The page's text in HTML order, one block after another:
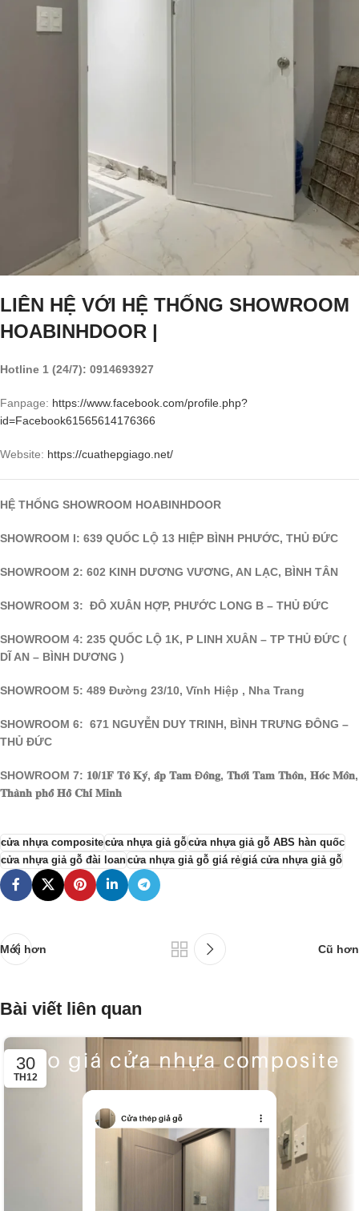
LIÊN HỆ VỚI HỆ THỐNG SHOWROOM
HOABINHDOOR |
Hotline 1 (24/7): 0914693927
Fanpage: https://www.facebook.com/profile.php?
id=Facebook61565614176366
Website: https://cuathepgiago.net/
HỆ THỐNG SHOWROOM HOABINHDOOR
SHOWROOM I: 639 QUỐC LỘ 13 HIỆP BÌNH PHƯỚC, THỦ ĐỨC
SHOWROOM 2: 602 KINH DƯƠNG VƯƠNG, AN LẠC, BÌNH TÂN
SHOWROOM 3: ĐÔ XUÂN HỢP, PHƯỚC LONG B – THỦ ĐỨC
SHOWROOM 4: 235 QUỐC LỘ 1K, P LINH XUÂN – TP THỦ ĐỨC (
DĨ AN – BÌNH DƯƠNG )
SHOWROOM 5: 489 Đường 23/10, Vĩnh Hiệp , Nha Trang
SHOWROOM 6: 671 NGUYỄN DUY TRINH, BÌNH TRƯNG ĐÔNG –
THỦ ĐỨC
SHOWROOM 7: 𝟏𝟎/𝟏𝐅 𝐓𝐨̂ 𝐊𝐲́, 𝐚̂́𝐩 𝐓𝐚𝐦 Đ𝐨̂𝐧𝐠, 𝐓𝐡𝐨̛́𝐢 𝐓𝐚𝐦 𝐓𝐡𝐨̂𝐧, 𝐇𝐨́𝐜 𝐌𝐨̂𝐧,
𝐓𝐡𝐚̀𝐧𝐡 𝐩𝐡𝐨̂́ 𝐇𝐨̂̀ 𝐂𝐡𝐢́ 𝐌𝐢𝐧𝐡
cửa nhựa compositecửa nhựa giả gỗcửa nhựa giả gỗ ABS hàn quốc
cửa nhựa giả gỗ đài loancửa nhựa giả gỗ giá rẻgiá cửa nhựa giả gỗ
Mới hơn Cũ hơn
Bài viết liên quan
30
TH12